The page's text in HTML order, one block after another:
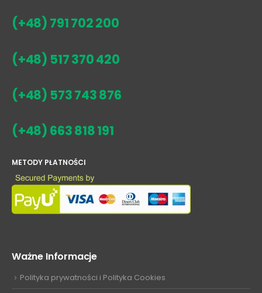
(+48) 791 702 200
(+48) 517 370 420
(+48) 573 743 876
(+48) 663 818 191
METODY PŁATNOŚCI
Ważne Informacje
Polityka prywatności i Polityka Cookies